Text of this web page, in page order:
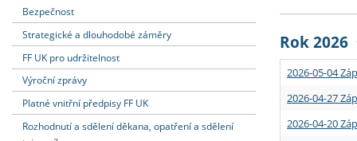
Dozvědět se více Strategie
Podpora
Podat přihlášku Učitelské
Dozvědět se více
Rigorózní
Dozvědět se více
Granty a
Dozvědět se více
Bezpečnost
Strategické a dlouhodobé záměry
FF UK pro udržitelnost
Výroční zprávy
Platné vnitřní předpisy FF UK
Rozhodnutí a sdělení děkana, opatření a sdělení
Rok 2026
2026-05-04
2026-04-27
2026-04-20